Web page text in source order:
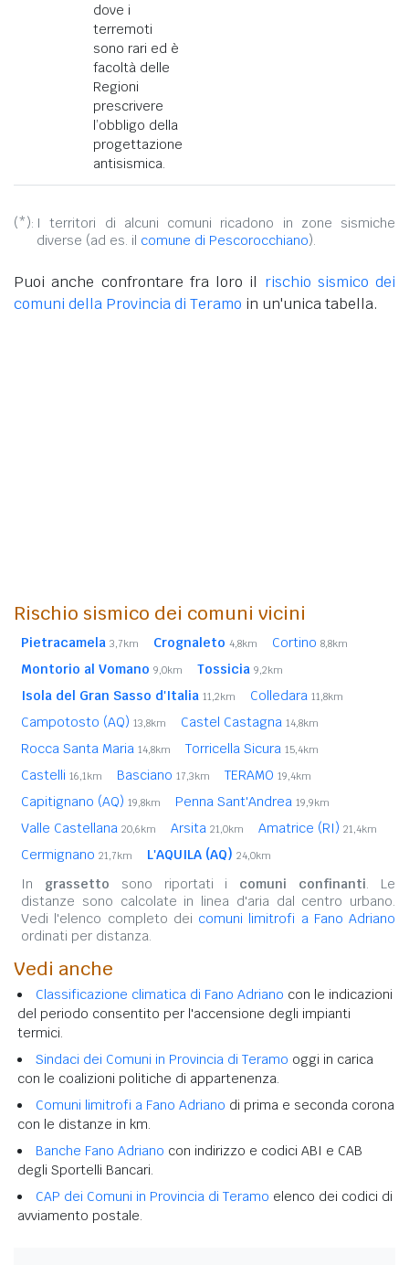
dove i
terremoti
sono rari ed è
facoltà delle
Regioni
prescrivere
l’obbligo della
progettazione
antisismica.
(*): I territori di alcuni comuni ricadono in zone sismiche
diverse (ad es. il comune di Pescorocchiano).
Puoi anche confrontare fra loro il rischio sismico dei
comuni della Provincia di Teramo in un'unica tabella.
Rischio sismico dei comuni vicini
Pietracamela 3,7km Crognaleto 4,8km Cortino 8,8km
Montorio al Vomano 9,0km Tossicia 9,2km
Isola del Gran Sasso d'Italia 11,2km Colledara 11,8km
Campotosto (AQ) 13,8km Castel Castagna 14,8km
Rocca Santa Maria 14,8km Torricella Sicura 15,4km
Castelli 16,1km Basciano 17,3km TERAMO 19,4km
Capitignano (AQ) 19,8km Penna Sant'Andrea 19,9km
Valle Castellana 20,6km Arsita 21,0km Amatrice (RI) 21,4km
Cermignano 21,7km L'AQUILA (AQ) 24,0km
In grassetto sono riportati i comuni confinanti. Le
distanze sono calcolate in linea d'aria dal centro urbano.
Vedi l'elenco completo dei comuni limitrofi a Fano Adriano
ordinati per distanza.
Vedi anche
Classificazione climatica di Fano Adriano con le indicazioni
del periodo consentito per l'accensione degli impianti
termici.
Sindaci dei Comuni in Provincia di Teramo oggi in carica
con le coalizioni politiche di appartenenza.
Comuni limitrofi a Fano Adriano di prima e seconda corona
con le distanze in km.
Banche Fano Adriano con indirizzo e codici ABI e CAB
degli Sportelli Bancari.
CAP dei Comuni in Provincia di Teramo elenco dei codici di
avviamento postale.